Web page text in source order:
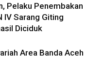
Pelaku Penembakan
IV Sarang Giting
Diciduk
Area Banda Aceh